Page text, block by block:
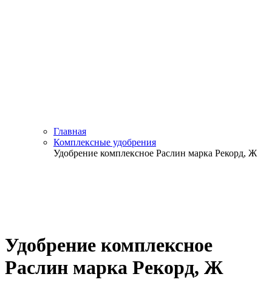
Главная
Комплексные удобрения
Удобрение комплексное Раслин марка Рекорд, Ж
Удобрение комплексное
Раслин марка Рекорд, Ж